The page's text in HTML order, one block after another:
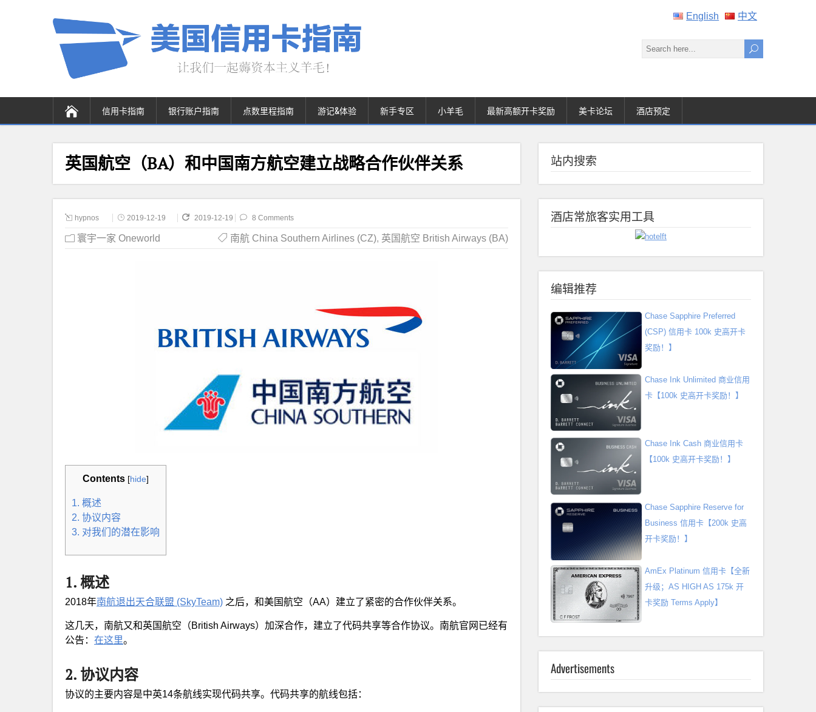
English 中文
信用卡指南 银行账户指南 点数里程指南 游记&体验 新手专区 小羊毛 最新高额开卡奖励 美卡论坛 酒店预定
英国航空（BA）和中国南方航空建立战略合作伙伴关系
hypnos 2019-12-19 2019-12-19 8 Comments
寰宇一家 Oneworld 南航 China Southern Airlines (CZ), 英国航空 British Airways (BA)
Contents [hide]
1. 概述
2. 协议内容
3. 对我们的潜在影响
1. 概述
2018年南航退出天合联盟 (SkyTeam) 之后，和美国航空（AA）建立了紧密的合作伙伴关系。
这几天，南航又和英国航空（British Airways）加深合作，建立了代码共享等合作协议。南航官网已经有
公告： 在这里。
2. 协议内容
协议的主要内容是中英14条航线实现代码共享。代码共享的航线包括：
站内搜索
酒店常旅客实用工具
编辑推荐
Chase Sapphire Preferred
(CSP) 信用卡 100k 史高开卡
奖励！】
Chase Ink Unlimited 商业信用
卡【100k 史高开卡奖励！】
Chase Ink Cash 商业信用卡
【100k 史高开卡奖励！】
Chase Sapphire Reserve for
Business 信用卡【200k 史高
开卡奖励！】
AmEx Platinum 信用卡【全新
升级；AS HIGH AS 175k 开
卡奖励 Terms Apply】
Advertisements